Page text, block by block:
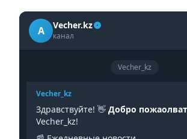
A Vecher.kz
канал
Vecher_kz
Vecher_kz
Здравствуйте! 👋 Добро
Vecher_kz!